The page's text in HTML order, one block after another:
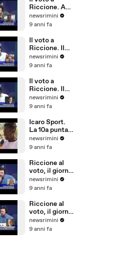
Stelle)
Riccione. A
Tempo Reale
commento di
(Patto Civico
Riccione)
newsrimini
9 anni fa
Il voto a
Riccione. Il
commento di
Parmeggiani
newsrimini
9 anni fa
Il voto a
Riccione. Il
commento di
Dionigi
Forza Italia
newsrimini
9 anni fa
Icaro Sport.
La 10a puntata
del reality
sulla
Rimini alla
Barcellona
Professional
Cup
newsrimini
9 anni fa
Riccione al
voto, il giorno
dopo. Il
commento di
newsrimini
9 anni fa
Riccione al
voto, il giorno
dopo. Il
commento di
newsrimini
9 anni fa